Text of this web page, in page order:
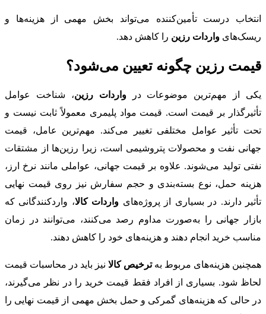
انتخاب درست تأمین‌کننده می‌تواند بخش مهمی از هزینه‌ها و
ریسک‌های واردات رزین را کاهش دهد.
قیمت رزین چگونه تعیین می‌شود؟
یکی از مهم‌ترین موضوعات درواردات رزین، شناخت عوامل
تأثیرگذار بر قیمت است. قیمت مواد پلیمری معمولاً ثابت نیست و
تحت تأثیر عوامل مختلفی تغییر می‌کند. مهم‌ترین عامل، قیمت
جهانی نفت و محصولات پتروشیمی است، زیرا رزین‌ها از مشتقات
نفتی تولید می‌شوند. علاوه بر قیمت جهانی، عواملی مانند نرخ ارز،
هزینه حمل، نوع بسته‌بندی و حجم سفارش نیز روی قیمت نهایی
تأثیر دارند. در بسیاری از پروژه‌های واردات کالا، واردکنندگانی که
بازار جهانی را به‌صورت مداوم رصد می‌کنند، می‌توانند در زمان
مناسب خرید انجام دهند و هزینه‌های خود را کاهش دهند.
همچنین هزینه‌های مربوط بهترخیص کالا نیز باید در محاسبات قیمت
لحاظ شود. بسیاری از افراد فقط قیمت خرید را در نظر می‌گیرند،
در حالی که هزینه‌های گمرکی و حمل بخش مهمی از قیمت نهایی را